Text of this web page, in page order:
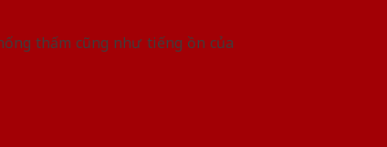
thấm cũng như tiếng ồn của